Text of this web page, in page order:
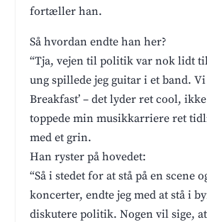
fortæller han.
Så hvordan endte han her?
“Tja, vejen til politik var nok lidt
ung spillede jeg guitar i et band. Vi
Breakfast’ – det lyder ret cool,
toppede min musikkarriere ret
med et grin.
Han ryster på hovedet:
“Så i stedet for at stå på en scene
koncerter, endte jeg med at stå i
diskutere politik. Nogen vil sige,